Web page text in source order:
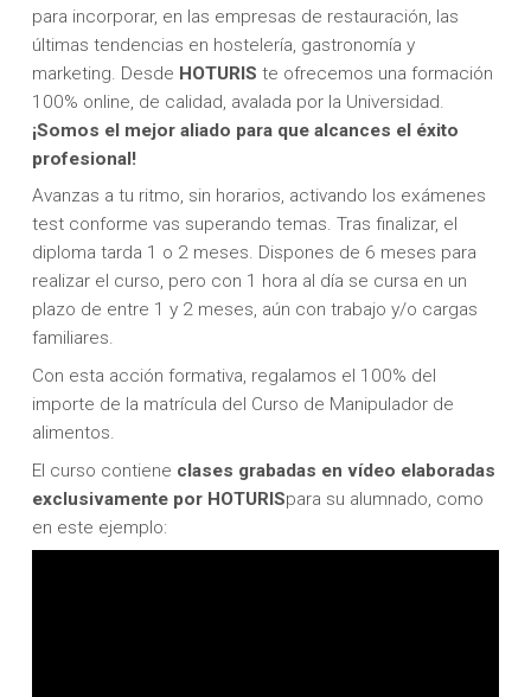
para incorporar, en las empresas de restauración, las
últimas tendencias en hostelería, gastronomía y
marketing. Desde HOTURIS te ofrecemos una formación
100% online, de calidad, avalada por la Universidad.
¡Somos el mejor aliado para que alcances el éxito
profesional!
Avanzas a tu ritmo, sin horarios, activando los exámenes
test conforme vas superando temas. Tras finalizar, el
diploma tarda 1 o 2 meses. Dispones de 6 meses para
realizar el curso, pero con 1 hora al día se cursa en un
plazo de entre 1 y 2 meses, aún con trabajo y/o cargas
familiares.
Con esta acción formativa, regalamos el 100% del
importe de la matrícula del Curso de Manipulador de
alimentos.
El curso contiene clases grabadas en vídeo elaboradas
exclusivamente por HOTURISpara su alumnado, como
en este ejemplo: